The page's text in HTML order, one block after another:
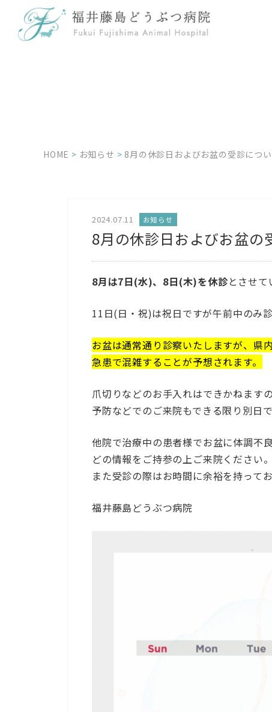
HOME > お知らせ > 8月の休診日およびお盆の受診につ
2024.07.11 お知らせ
8月の休診日およびお盆の
8月は7日(水)、8日(木)を休診とさせて
11日(日・祝)は祝日ですが午前中のみ診
お盆は通常通り診察いたしますが、県
急患で混雑することが予想されます。
爪切りなどのお手入れはできかねます
予防などでのご来院もできる限り別日
他院で治療中の患者様でお盆に体調不
どの情報をご持参の上ご来院ください。
また受診の際はお時間に余裕を持って
福井藤島どうぶつ病院